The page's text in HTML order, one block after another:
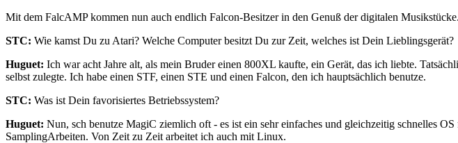
Mit dem FalcAMP kommen nun auch endlich Falcon-Besitzer in den Genuß der digitalen
STC: Wie kamst Du zu Atari? Welche Computer besitzt Du zur Zeit, welches ist Dein Lieblingsgerät?
Huguet: Ich war acht Jahre alt, als mein Bruder einen 800XL kaufte, ein Gerät, das ich liebte.
selbst zulegte. Ich habe einen STF, einen STE und einen Falcon, den ich hauptsächlich benutze.
STC: Was ist Dein favorisiertes Betriebssystem?
Huguet: Nun, sch benutze MagiC ziemlich oft - es ist ein sehr einfaches und gleichzeitig schnelles
SamplingArbeiten. Von Zeit zu Zeit arbeitet ich auch mit Linux.